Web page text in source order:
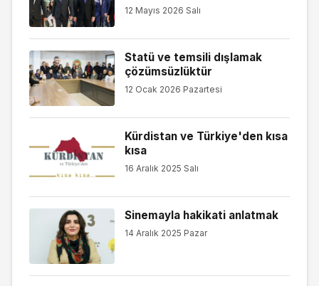
12 Mayıs 2026 Salı
Statü ve temsili dışlamak
çözümsüzlüktür
12 Ocak 2026 Pazartesi
Kürdistan ve Türkiye'den kısa
kısa
16 Aralık 2025 Salı
Sinemayla hakikati anlatmak
14 Aralık 2025 Pazar